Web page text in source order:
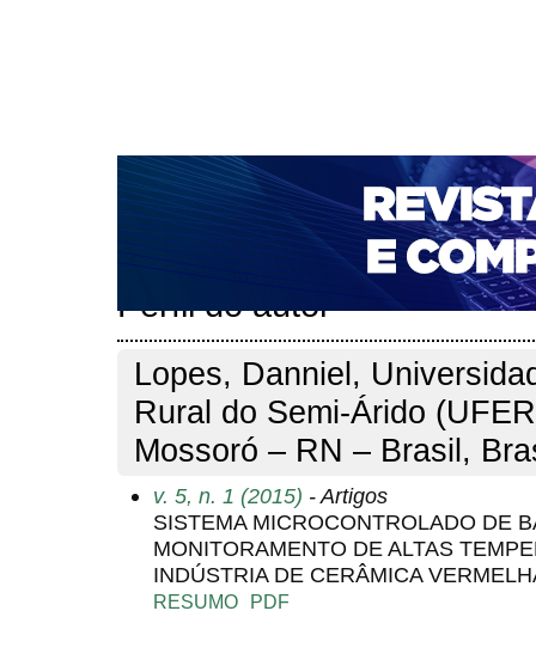
CAPA SOBRE ACESSO CADASTRO
NOTÍCIAS
PORTAL DE REVISTAS DA UNIFACS
PARA AVALIADORES
NOVA SUBMISSÃO
Perfil do autor
Lopes, Danniel,
Rural do Semi-Árido
Mossoró – RN – Brasil,
v. 5, n. 1 (2015) - Artigos
SISTEMA MICROCONTROLADO DE
MONITORAMENTO DE ALTAS
INDÚSTRIA DE CERÂMICA
RESUMO PDF